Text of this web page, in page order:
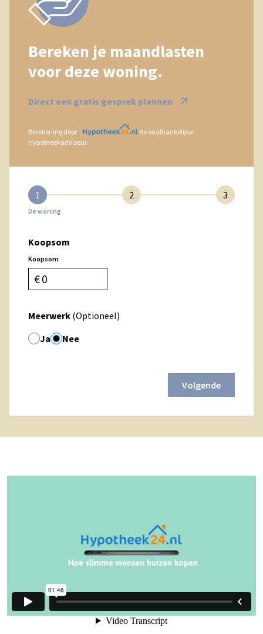
Bereken je maandlasten
voor deze woning.
Direct een gratis gesprek plannen
Berekening door
de onafhankelijke
Hypotheekadviseur.
1
De woning
2 3
Koopsom
Koopsom
€
Meerwerk (Optioneel)
Ja
Nee
Volgende